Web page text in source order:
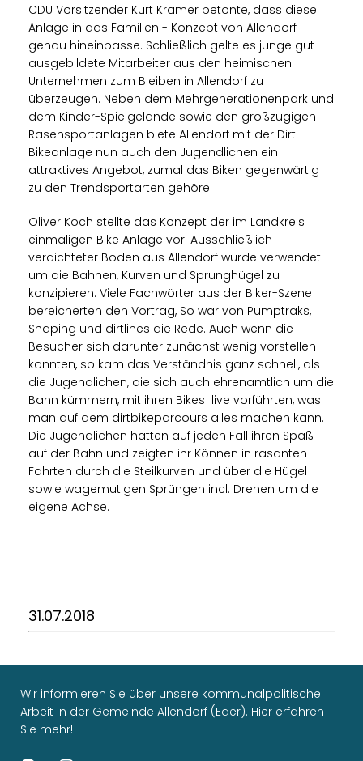
CDU Vorsitzender Kurt Kramer betonte, dass diese
Anlage in das Familien - Konzept von Allendorf
genau hineinpasse. Schließlich gelte es junge gut
ausgebildete Mitarbeiter aus den heimischen
Unternehmen zum Bleiben in Allendorf zu
überzeugen. Neben dem Mehrgenerationenpark und
dem Kinder-Spielgelände sowie den großzügigen
Rasensportanlagen biete Allendorf mit der Dirt-
Bikeanlage nun auch den Jugendlichen ein
attraktives Angebot, zumal das Biken gegenwärtig
zu den Trendsportarten gehöre.
Oliver Koch stellte das Konzept der im Landkreis
einmaligen Bike Anlage vor. Ausschließlich
verdichteter Boden aus Allendorf wurde verwendet
um die Bahnen, Kurven und Sprunghügel zu
konzipieren. Viele Fachwörter aus der Biker-Szene
bereicherten den Vortrag, So war von Pumptraks,
Shaping und dirtlines die Rede. Auch wenn die
Besucher sich darunter zunächst wenig vorstellen
konnten, so kam das Verständnis ganz schnell, als
die Jugendlichen, die sich auch ehrenamtlich um die
Bahn kümmern, mit ihren Bikes live vorführten, was
man auf dem dirtbikeparcours alles machen kann.
Die Jugendlichen hatten auf jeden Fall ihren Spaß
auf der Bahn und zeigten ihr Können in rasanten
Fahrten durch die Steilkurven und über die Hügel
sowie wagemutigen Sprüngen incl. Drehen um die
eigene Achse.
31.07.2018
Wir informieren Sie über unsere kommunalpolitische
Arbeit in der Gemeinde Allendorf (Eder). Hier erfahren
Sie mehr!